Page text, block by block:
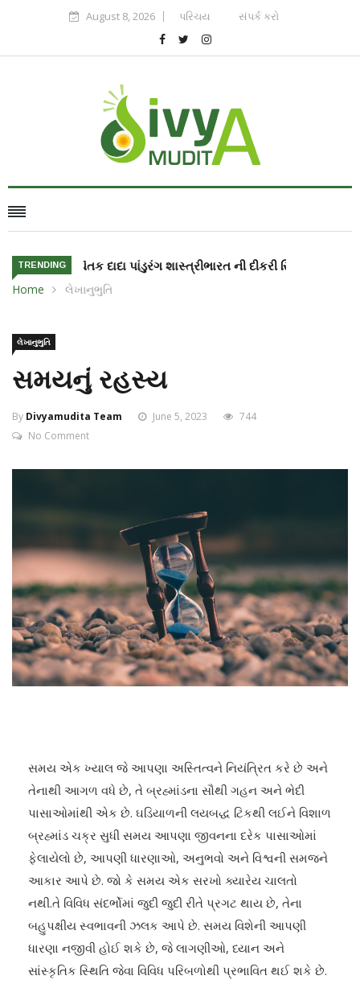
August 8, 2026 પરિચય સંપર્ક કરો
TRENDING ભારત ની દીકરી સિરિશા બાંદલા અંતરીક્ષ માં જશે
Home લેખાનુભુતિ
લેખાનુભુતિ
સમયનું રહસ્ય
By Divyamudita Team June 5, 2023
744
No Comment
સમય એક ખ્યાલ જે આપણા અસ્તિત્વને નિયંત્રિત કરે છે અને
તેનાથી આગળ વધે છે, તે બ્રહ્માંડના સૌથી ગહન અને ભેદી
પાસાઓમાંથી એક છે. ઘડિયાળની લયબદ્ધ ટિકથી લઈને વિશાળ
બ્રહ્માંડ ચક્ર સુધી સમય આપણા જીવનના દરેક પાસાઓમાં
ફેલાયેલો છે, આપણી ધારણાઓ, અનુભવો અને વિશ્વની સમજને
આકાર આપે છે. જો કે સમય એક સરખો ક્યારેય ચાલતો
નથી.તે વિવિધ સંદર્ભોમાં જુદી જુદી રીતે પ્રગટ થાય છે, તેના
બહુપક્ષીય સ્વભાવની ઝલક આપે છે. સમય વિશેની આપણી
ધારણા નજીવી હોઈ શકે છે, જે લાગણીઓ, ધ્યાન અને
સાંસ્કૃતિક સ્થિતિ જેવા વિવિધ પરિબળોથી પ્રભાવિત થઈ શકે છે.